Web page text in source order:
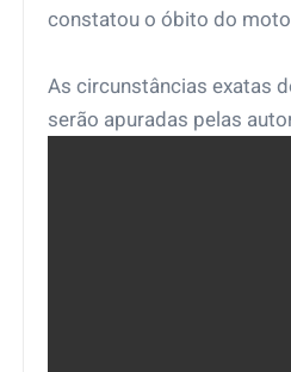
constatou o óbito do
As circunstâncias exatas
serão apuradas pelas